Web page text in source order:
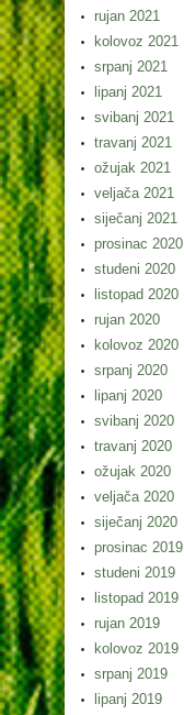
rujan 2021
kolovoz 2021
srpanj 2021
lipanj 2021
svibanj 2021
travanj 2021
ožujak 2021
veljača 2021
siječanj 2021
prosinac 2020
studeni 2020
listopad 2020
rujan 2020
kolovoz 2020
srpanj 2020
lipanj 2020
svibanj 2020
travanj 2020
ožujak 2020
veljača 2020
siječanj 2020
prosinac 2019
studeni 2019
listopad 2019
rujan 2019
kolovoz 2019
srpanj 2019
lipanj 2019